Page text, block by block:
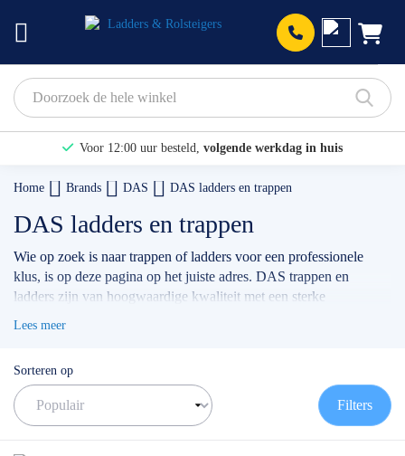
Voor 12:00 uur besteld, volgende werkdag in huis
Bekijk hier onze Actiepagina
Home Brands DAS DAS ladders en trappen
DAS ladders en trappen
Wie op zoek is naar trappen of ladders voor een professionele
klus, is op deze pagina op het juiste adres. DAS trappen en
ladders zijn van hoogwaardige kwaliteit met een sterke
Lees meer
Sorteren op
Filters